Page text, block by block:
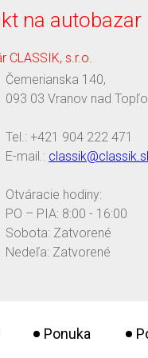
na autobazar
CLASSIK, s.r.o.
Čemerianska 140,
093 03 Vranov nad
Tel.: +421 904 222 471
E-mail.:
Otváracie hodiny:
PO – PIA: 8:00 - 16:00
Sobota: Zatvorené
Nedeľa: Zatvorené
Ponuka